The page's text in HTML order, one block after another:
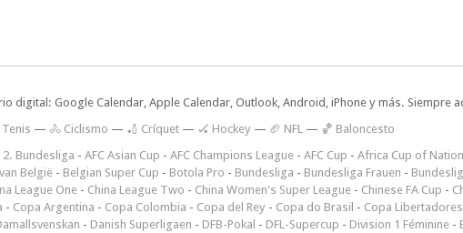
digital: Google Calendar, Apple Calendar, Outlook, Android, iPhone y más. Siempre
Tenis — 🚴 Ciclismo — 🏏 Críquet — 🏑 Hockey — 🏈 NFL — 🏀 Baloncesto
2. Bundesliga - AFC Asian Cup - AFC Champions League - AFC Cup - Africa Cup of
België - Belgian Super Cup - Botola Pro - Bundesliga - Bundesliga Frauen -
League One - China League Two - China Women's Super League - Chinese FA Cup -
- Copa Argentina - Copa Colombia - Copa del Rey - Copa do Brasil - Copa Libertadores
- Danish Superligaen - DFB-Pokal - DFL-Supercup - Division 1 Féminine -